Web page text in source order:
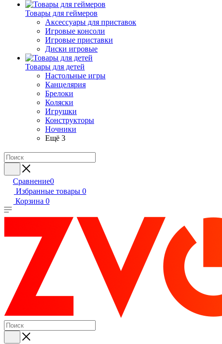
Товары для геймеров
Аксессуары для приставок
Игровые консоли
Игровые приставки
Диски игровые
Товары для детей
Настольные игры
Канцелярия
Брелоки
Коляски
Игрушки
Конструкторы
Ночники
Ещё 3
Сравнение0
Избранные товары 0
Корзина 0